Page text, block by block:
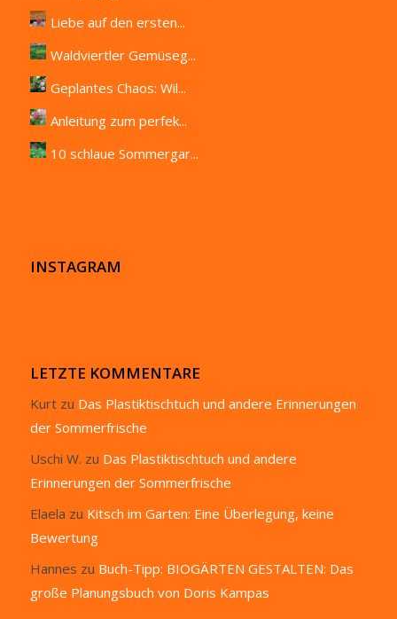
Liebe auf den ersten...
Waldviertler Gemüseg...
Geplantes Chaos: Wil...
Anleitung zum perfek...
10 schlaue Sommergar...
INSTAGRAM
LETZTE KOMMENTARE
Kurtzu Das Plastiktischtuch und andere Erinnerungen
der Sommerfrische
Uschi W. zu Das Plastiktischtuch und andere
Erinnerungen der Sommerfrische
Elaela zu Kitsch im Garten: Eine Überlegung, keine
Bewertung
Hannes zu Buch-Tipp: BIOGÄRTEN GESTALTEN: Das
große Planungsbuch von Doris Kampas